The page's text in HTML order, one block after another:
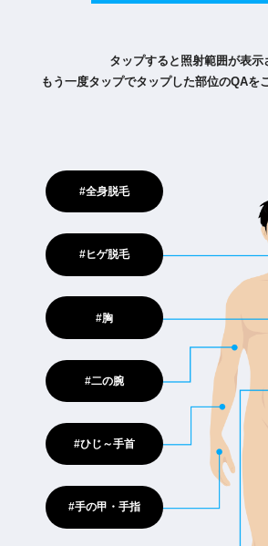
タップすると照射範囲が表示
もう一度タップでタップした部位のQAを
#全身脱毛
#ヒゲ脱毛
#胸
#二の腕
#ひじ～手首
#手の甲・手指